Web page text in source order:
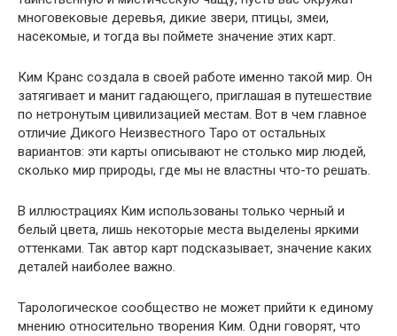
многовековые деревья, дикие звери, птицы, змеи,
насекомые, и тогда вы поймете значение этих карт.
Ким Кранс создала в своей работе именно такой мир. Он
затягивает и манит гадающего, приглашая в путешествие
по нетронутым цивилизацией местам. Вот в чем главное
отличие Дикого Неизвестного Таро от остальных
вариантов: эти карты описывают не столько мир людей,
сколько мир природы, где мы не властны что-то решать.
В иллюстрациях Ким использованы только черный и
белый цвета, лишь некоторые места выделены яркими
оттенками. Так автор карт подсказывает, значение каких
деталей наиболее важно.
Тарологическое сообщество не может прийти к единому
мнению относительно творения Ким. Одни говорят, что